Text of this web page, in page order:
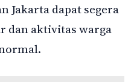
Jakarta dapat segera
dan aktivitas warga